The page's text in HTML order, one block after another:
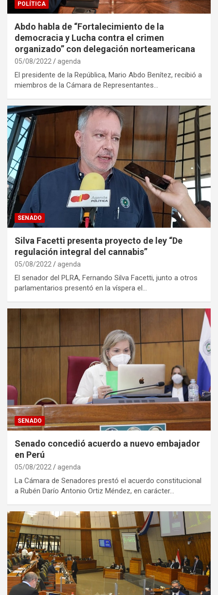
POLÍTICA
Abdo habla de “Fortalecimiento de la
democracia y Lucha contra el crimen
organizado” con delegación norteamericana
05/08/2022 agenda
El presidente de la República, Mario Abdo Benítez, recibió a
miembros de la Cámara de Representantes…
SENADO
Silva Facetti presenta proyecto de ley “De
regulación integral del cannabis”
05/08/2022 agenda
El senador del PLRA, Fernando Silva Facetti, junto a otros
parlamentarios presentó en la víspera el…
SENADO
Senado concedió acuerdo a nuevo embajador
en Perú
05/08/2022 agenda
La Cámara de Senadores prestó el acuerdo constitucional
a Rubén Darío Antonio Ortiz Méndez, en carácter…